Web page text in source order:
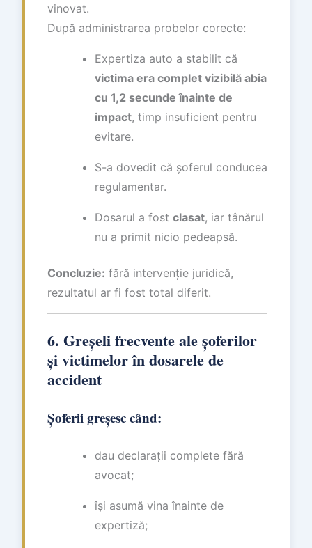
vinovat.
După administrarea probelor corecte:
Expertiza auto a stabilit că
victima era complet vizibilă abia
cu 1,2 secunde înainte de
impact, timp insuficient pentru
evitare.
S-a dovedit că șoferul conducea
regulamentar.
Dosarul a fost clasat, iar tânărul
nu a primit nicio pedeapsă.
Concluzie: fără intervenție juridică,
rezultatul ar fi fost total diferit.
6. Greșeli frecvente ale șoferilor
și victimelor în dosarele de
accident
Șoferii greșesc când:
dau declarații complete fără
avocat;
își asumă vina înainte de
expertiză;